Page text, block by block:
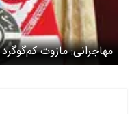
مهاجرانی: ‌مازوت